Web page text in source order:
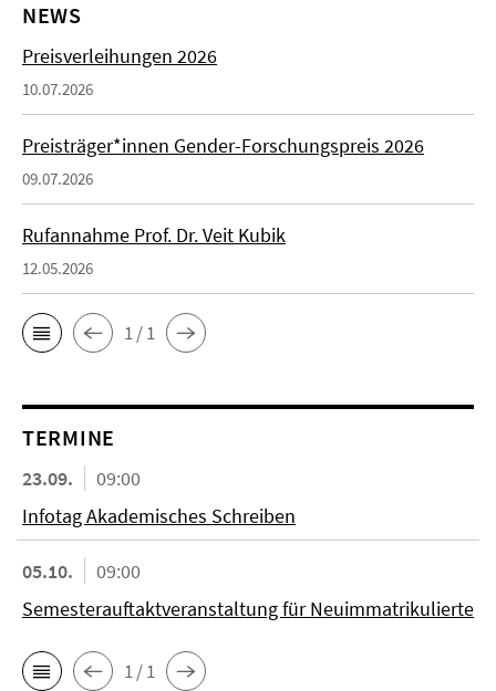
NEWS
Preisverleihungen 2026
10.07.2026
Preisträger*innen Gender-Forschungspreis 2026
09.07.2026
Rufannahme Prof. Dr. Veit Kubik
12.05.2026
1 / 1
TERMINE
23.09.
09:00
Infotag Akademisches Schreiben
05.10.
09:00
Semesterauftaktveranstaltung für Neuimmatrikulierte
1 / 1